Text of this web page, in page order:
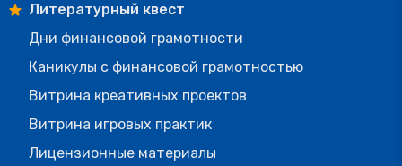
Литературный квест
Дни финансовой грамотности
Каникулы с финансовой грамотностью
Витрина креативных проектов
Витрина игровых практик
Лицензионные материалы